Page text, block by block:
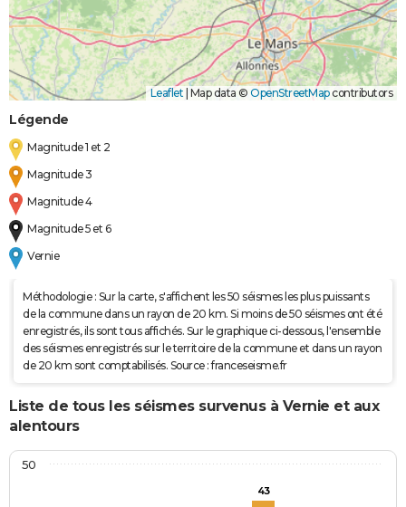
Leaflet Map data © OpenStreetMapcontributors
Légende
Magnitude 1 et 2
Magnitude 3
Magnitude 4
Magnitude 5 et 6
Vernie
Méthodologie : Sur la carte, s'affichent les 50 séismes les plus puissants
de la commune dans un rayon de 20 km. Si moins de 50 séismes ont été
enregistrés, ils sont tous affichés. Sur le graphique ci-dessous, l'ensemble
des séismes enregistrés sur le territoire de la commune et dans un rayon
de 20 km sont comptabilisés. Source : franceseisme.fr
Liste de tous les séismes survenus à Vernie et aux
alentours
43
50